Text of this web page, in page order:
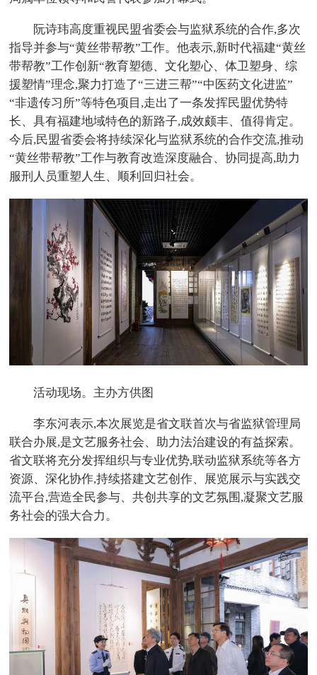
阮诗玮高度重视民盟省委会与监狱系统的合作,多次
指导并参与“黄丝带帮教”工作。他表示,新时代福建“黄丝
带帮教”工作创新“教育塑德、文化塑心、体卫塑身、综
援塑情”理念,聚力打造了“三进三帮”“中医药文化进监”
“非遗传习所”等特色项目,走出了一条发挥民盟优势特
长、具有福建地域特色的新路子,成效颇丰、值得肯定。
今后,民盟省委会将持续深化与监狱系统的合作交流,推动
“黄丝带帮教”工作与教育改造深度融合、协同提高,助力
服刑人员重塑人生、顺利回归社会。
活动现场。主办方供图
李东河表示,本次展览是省文联首次与省监狱管理局
联合办展,是文艺服务社会、助力法治建设的有益探索。
省文联将充分发挥组织与专业优势,联动监狱系统等各方
资源、深化协作,持续搭建文艺创作、展览展示与实践交
流平台,营造全民参与、共创共享的文艺氛围,凝聚文艺服
务社会的强大合力。